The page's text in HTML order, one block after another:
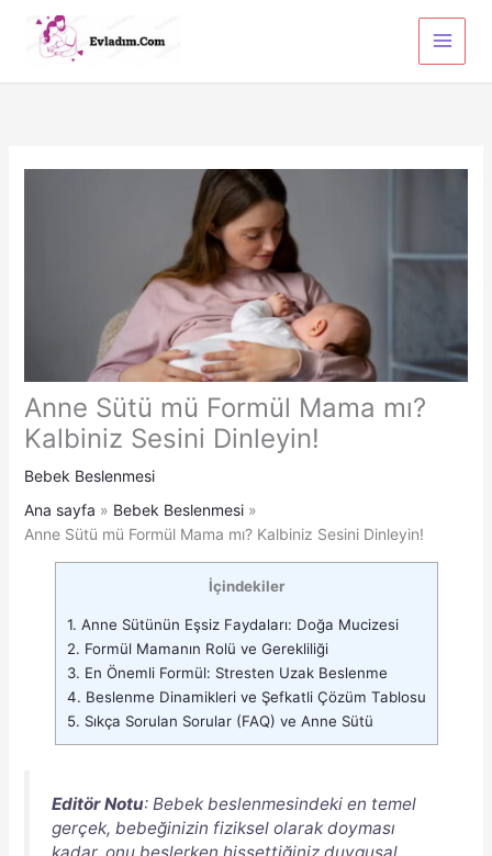
Anne Sütü mü Formül Mama mı?
Kalbiniz Sesini Dinleyin!
Bebek Beslenmesi
Ana sayfa
Bebek Beslenmesi
Anne Sütü mü Formül Mama mı? Kalbiniz Sesini Dinleyin!
İçindekiler
1. Anne Sütünün Eşsiz Faydaları: Doğa Mucizesi
2. Formül Mamanın Rolü ve Gerekliliği
3. En Önemli Formül: Stresten Uzak Beslenme
4. Beslenme Dinamikleri ve Şefkatli Çözüm Tablosu
5. Sıkça Sorulan Sorular (FAQ) ve Anne Sütü
Editör Notu: Bebek beslenmesindeki en temel
gerçek, bebeğinizin fiziksel olarak doyması